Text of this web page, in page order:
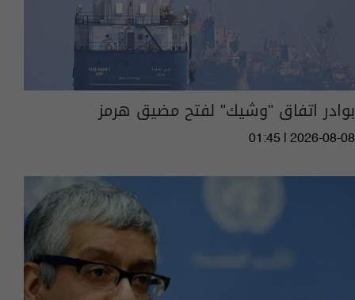
بوادر اتفاق "وشيك" لفتح مضيق هرمز
01:45 | 2026-08-08